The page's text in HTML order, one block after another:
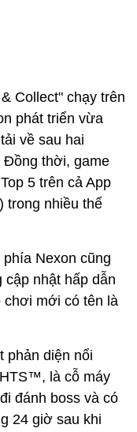
Collect" chạy trên
phát triển vừa
về sau hai
Đồng thời, game
5 trên cả App
trong nhiều thể
Nexon cũng
nhật hấp dẫn
chơi mới có tên là
phản diện nổi
là cỗ máy
đánh boss và có
24 giờ sau khi